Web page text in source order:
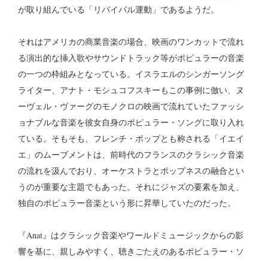
が取り組んでいる「リバイバル運動」であるようだ。
それはアメリカの商業音楽の場合、映画のワンカットで流れ
る演出的な挿入歌やサウンドトラック等がポピュラーの音楽
の一つの枠組みとなっている。イスラエルのシンガーソング
ライター、アナト・モシュコフスキーもこの事例に倣い、ヌ
ーヴェル・ヴァーグのモノクロの映画で流れていたファッシ
ョナブルな音楽を彼女自身のポピュラー・ソングに取り入れ
ている。そもそも、フレンチ・ポップとも称される「イエイ
エ」のムーブメントは、前時代のフランスのクラシック音楽
の流れを汲んでおり、オーケストラとポップネスの融合とい
うのが重要な主題でもあった。それにジャズの要素を加え、
独自のポピュラー音楽という形に昇華していたのだった。
『Anat』はクラシック音楽やワールドミュージックからの影
響を基に、親しみやすく、聴きごたえのあるポピュラー・ソ